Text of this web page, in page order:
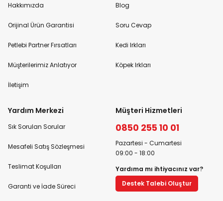
Hakkımızda
Orijinal Ürün Garantisi
Petlebi Partner Fırsatları
Müşterilerimiz Anlatıyor
İletişim
Blog
Soru Cevap
Kedi Irkları
Köpek Irkları
Yardım Merkezi
Sık Sorulan Sorular
Mesafeli Satış Sözleşmesi
Teslimat Koşulları
Garanti ve İade Süreci
Müşteri Hizmetleri
0850 255 10 01
Pazartesi - Cumartesi
09:00 - 18:00
Yardıma mı ihtiyacınız var?
Destek Talebi Oluştur